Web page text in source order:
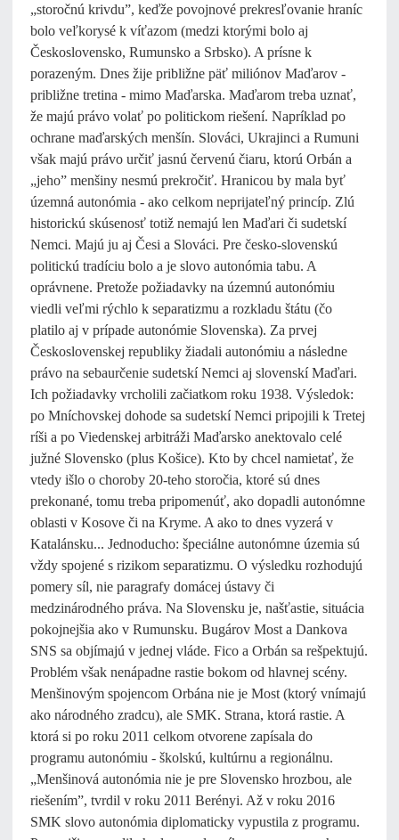
„storočnú krivdu”, keďže povojnové prekresľovanie hraníc
bolo veľkorysé k víťazom (medzi ktorými bolo aj
Československo, Rumunsko a Srbsko). A prísne k
porazeným. Dnes žije približne päť miliónov Maďarov -
približne tretina - mimo Maďarska. Maďarom treba uznať,
že majú právo volať po politickom riešení. Napríklad po
ochrane maďarských menšín. Slováci, Ukrajinci a Rumuni
však majú právo určiť jasnú červenú čiaru, ktorú Orbán a
„jeho” menšiny nesmú prekročiť. Hranicou by mala byť
územná autonómia - ako celkom neprijateľný princíp. Zlú
historickú skúsenosť totiž nemajú len Maďari či sudetskí
Nemci. Majú ju aj Česi a Slováci. Pre česko-slovenskú
politickú tradíciu bolo a je slovo autonómia tabu. A
oprávnene. Pretože požiadavky na územnú autonómiu
viedli veľmi rýchlo k separatizmu a rozkladu štátu (čo
platilo aj v prípade autonómie Slovenska). Za prvej
Československej republiky žiadali autonómiu a následne
právo na sebaurčenie sudetskí Nemci aj slovenskí Maďari.
Ich požiadavky vrcholili začiatkom roku 1938. Výsledok:
po Mníchovskej dohode sa sudetskí Nemci pripojili k Tretej
ríši a po Viedenskej arbitráži Maďarsko anektovalo celé
južné Slovensko (plus Košice). Kto by chcel namietať, že
vtedy išlo o choroby 20-teho storočia, ktoré sú dnes
prekonané, tomu treba pripomenúť, ako dopadli autonómne
oblasti v Kosove či na Kryme. A ako to dnes vyzerá v
Katalánsku... Jednoducho: špeciálne autonómne územia sú
vždy spojené s rizikom separatizmu. O výsledku rozhodujú
pomery síl, nie paragrafy domácej ústavy či
medzinárodného práva. Na Slovensku je, našťastie, situácia
pokojnejšia ako v Rumunsku. Bugárov Most a Dankova
SNS sa objímajú v jednej vláde. Fico a Orbán sa rešpektujú.
Problém však nenápadne rastie bokom od hlavnej scény.
Menšinovým spojencom Orbána nie je Most (ktorý vnímajú
ako národného zradcu), ale SMK. Strana, ktorá rastie. A
ktorá si po roku 2011 celkom otvorene zapísala do
programu autonómiu - školskú, kultúrnu a regionálnu.
„Menšinová autonómia nie je pre Slovensko hrozbou, ale
riešením”, tvrdil v roku 2011 Berényi. Až v roku 2016
SMK slovo autonómia diplomaticky vypustila z programu.